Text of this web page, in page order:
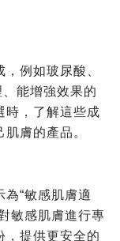
，例如玻尿酸、
能增強效果的
時，了解這些成
膚的產品。
“敏感肌膚適
敏感肌膚進行專
，提供更安全的